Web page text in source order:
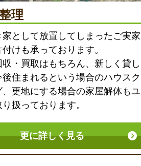
理
として放置してしまったご実家
けも承っております。
・買取はもちろん、新しく貸し
住まれるという場合のハウスク
、更地にする場合の家屋解体もユ
扱っております。
更に詳しく見る